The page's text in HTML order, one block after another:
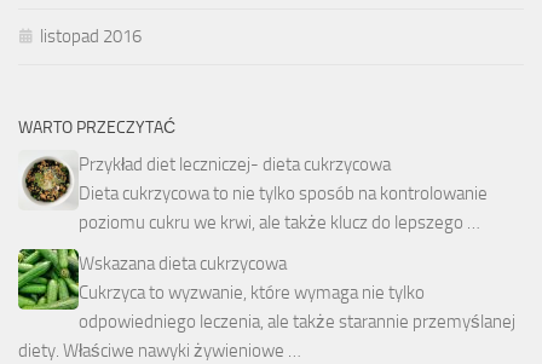
listopad 2016
WARTO PRZECZYTAĆ
Przykład diet leczniczej- dieta cukrzycowa
Dieta cukrzycowa to nie tylko sposób na kontrolowanie
poziomu cukru we krwi, ale także klucz do lepszego …
Wskazana dieta cukrzycowa
Cukrzyca to wyzwanie, które wymaga nie tylko
odpowiedniego leczenia, ale także starannie przemyślanej
diety. Właściwe nawyki żywieniowe …